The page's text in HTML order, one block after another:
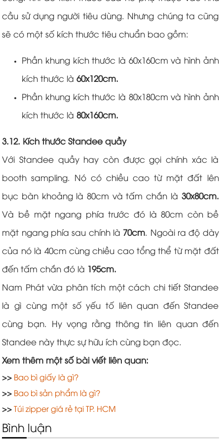
cầu sử dụng người tiêu dùng. Nhưng chúng ta cũng
sẽ có một số kích thước tiêu chuẩn bao gồm:
Phần khung kích thước là 60x160cm và hình ảnh
kích thước là60x120cm.
Phần khung kích thước là 80x180cm và hình ảnh
kích thước là80x160cm.
3.12. Kích thước Standee quầy
Với Standee quầy hay còn được gọi chính xác là
booth sampling. Nó có chiều cao từ mặt đất lên
bục bàn khoảng là 80cm và tấm chắn là 30x80cm.
Và bề mặt ngang phía trước đó là 80cm còn bề
mặt ngang phía sau chính là 70cm. Ngoài ra độ dày
của nó là 40cm cùng chiều cao tổng thể từ mặt đất
đến tấm chắn đó là 195cm.
Nam Phát vừa phân tích một cách chi tiết Standee
là gì cùng một số yếu tố liên quan đến Standee
cùng bạn. Hy vọng rằng thông tin liên quan đến
Standee này thực sự hữu ích cùng bạn đọc.
Xem thêm một số bài viết liên quan:
>> Bao bì giấy là gì?
>> Bao bì sản phẩm là gì?
>> Túi zipper giá rẻ tại TP. HCM
Bình luận